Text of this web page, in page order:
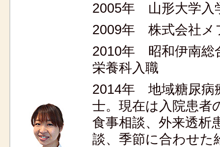
2005年 山形大学入
2009年 株式会社メ
2010年 昭和伊南総
栄養科入職
2014年 地域糖尿病
士。現在は入院患者
食事相談、外来透析
談、季節に合わせた